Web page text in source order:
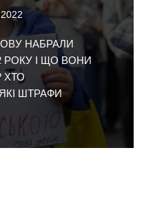
НАБРАЛИ
РОКУ І ЩО ВОНИ
ХТО
ШТРАФИ